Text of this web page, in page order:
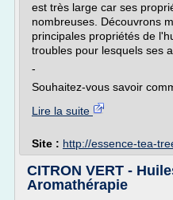
est très large car ses
nombreuses. Découvrons
principales propriétés de
troubles pour lesquels ses
-
Souhaitez-vous savoir
Lire la suite
Site : http://essence-tea-
CITRON VERT -
Aromathérapie